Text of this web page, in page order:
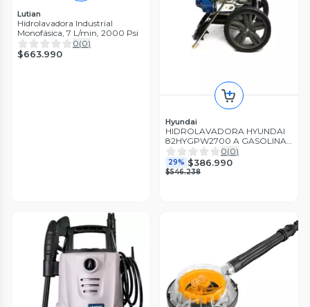
Lutian
Hidrolavadora Industrial
Monofásica, 7 L/min, 2000 Psi
0(0)
$663.990
Hyundai
HIDROLAVADORA HYUNDAI
82HYGPW2700 A GASOLINA
5.0HP 2700 PSI
0(0)
29% $386.990
$546.238